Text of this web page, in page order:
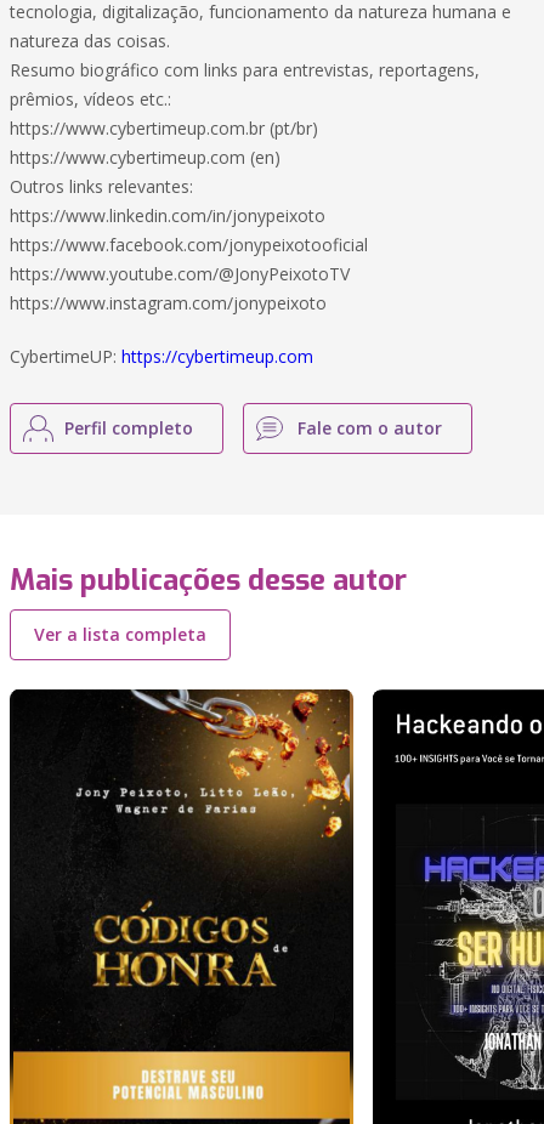
tecnologia, digitalização, funcionamento da natureza humana e
natureza das coisas.
Resumo biográfico com links para entrevistas, reportagens,
prêmios, vídeos etc.:
https://www.cybertimeup.com.br (pt/br)
https://www.cybertimeup.com (en)
Outros links relevantes:
https://www.linkedin.com/in/jonypeixoto
https://www.facebook.com/jonypeixotooficial
https://www.youtube.com/@JonyPeixotoTV
https://www.instagram.com/jonypeixoto
CybertimeUP: https://cybertimeup.com
Perfil completo Fale com o autor
Mais publicações desse autor
Ver a lista completa